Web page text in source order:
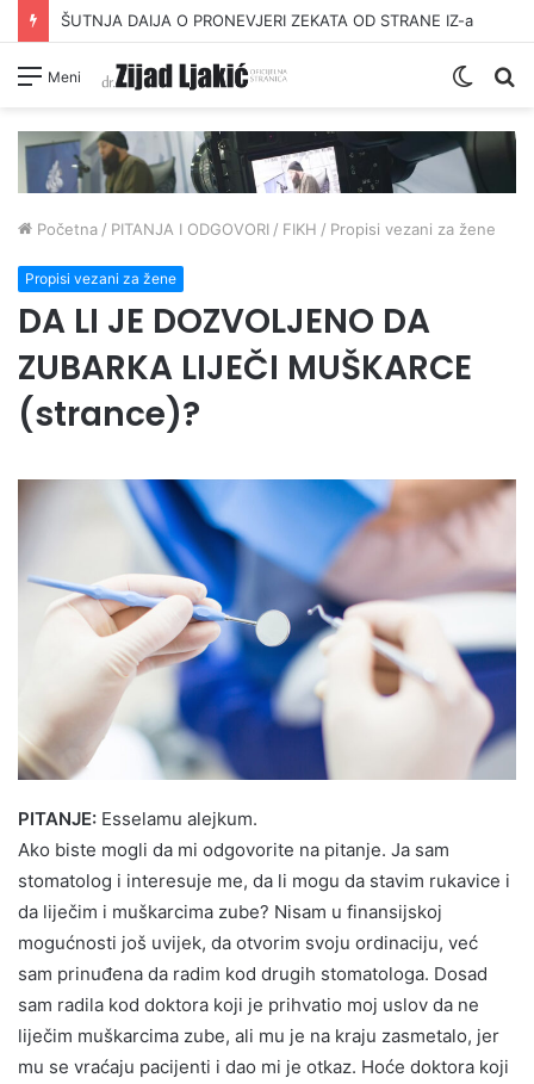
ŠUTNJA DAIJA O PRONEVJERI ZEKATA OD STRANE IZ-a
Meni
Switch
Početna / PITANJA I ODGOVORI / FIKH / Propisi vezani za žene
Propisi vezani za žene
DA LI JE DOZVOLJENO DA
ZUBARKA LIJEČI MUŠKARCE
(strance)?
PITANJE: Esselamu alejkum.
Ako biste mogli da mi odgovorite na pitanje. Ja sam
stomatolog i interesuje me, da li mogu da stavim rukavice i
da liječim i muškarcima zube? Nisam u finansijskoj
mogućnosti još uvijek, da otvorim svoju ordinaciju, već
sam prinuđena da radim kod drugih stomatologa. Dosad
sam radila kod doktora koji je prihvatio moj uslov da ne
liječim muškarcima zube, ali mu je na kraju zasmetalo, jer
mu se vraćaju pacijenti i dao mi je otkaz. Hoće doktora koji